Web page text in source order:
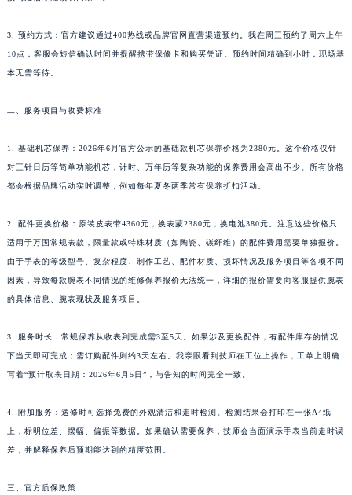
3. 预约方式：官方建议通过400热线或品牌官网直营渠道预约。我在周三预约了周六上午
10点，客服会短信确认时间并提醒携带保修卡和购买凭证。预约时间精确到小时，现场基
本无需等待。
二、服务项目与收费标准
1. 基础机芯保养：2026年6月官方公示的基础款机芯保养价格为2380元。这个价格仅针
对三针日历等简单功能机芯，计时、万年历等复杂功能的保养费用会高出不少。所有价格
都会根据品牌活动实时调整，例如每年夏冬两季常有保养折扣活动。
2. 配件更换价格：原装皮表带4360元，换表蒙2380元，换电池380元。注意这些价格只
适用于万国常规表款，限量款或特殊材质（如陶瓷、碳纤维）的配件费用需要单独报价。
由于手表的等级型号、复杂程度、制作工艺、配件材质、损坏情况及服务项目等各项不同
因素，导致每款腕表不同情况的维修保养报价无法统一，详细的报价需要向客服提供腕表
的具体信息、腕表现状及服务项目。
3. 服务时长：常规保养从收表到完成需3至5天。如果涉及更换配件，有配件库存的情况
下当天即可完成；需订购配件则约3天左右。我亲眼看到技师在工位上操作，工单上明确
写着“预计取表日期：2026年6月5日”，与告知的时间完全一致。
4. 附加服务：送修时可选择免费的外观清洁和走时检测。检测结果会打印在一张A4纸
上，标明位差、摆幅、偏振等数据。如果确认需要保养，技师会当面演示手表当前走时误
差，并解释保养后预期能达到的精度范围。
三、官方质保政策